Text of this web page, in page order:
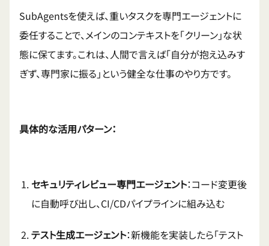
SubAgentsを使えば、重いタスクを専門エージェントに
委任することで、メインのコンテキストを「クリーン」な状
態に保てます。これは、人間で言えば「自分が抱え込みす
ぎず、専門家に振る」という健全な仕事のやり方です。
具体的な活用パターン：
セキュリティレビュー専門エージェント：コード変更後
に自動呼び出し、CI/CDパイプラインに組み込む
テスト生成エージェント：新機能を実装したら「テスト